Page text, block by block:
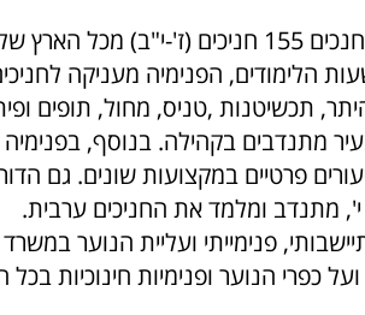
בפנימיה חיים ומתחנכים 155 חניכים
הלימודים, הפנימיה מעניקה
תכשיטנות ,טניס, מחול, תופים
מתנדבים בקהילה. בנוסף, בפנימיה
פרטיים במקצועות שונים. גם
מתנדב ומלמד את החניכים ערבית.
פנימייתי ועליית הנוער
ועל כפרי הנוער ופנימיות חינוכיות